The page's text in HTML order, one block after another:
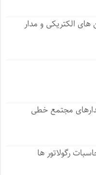
های الکتریکی و مدار
مجتمع خطی
رگولاتور ها